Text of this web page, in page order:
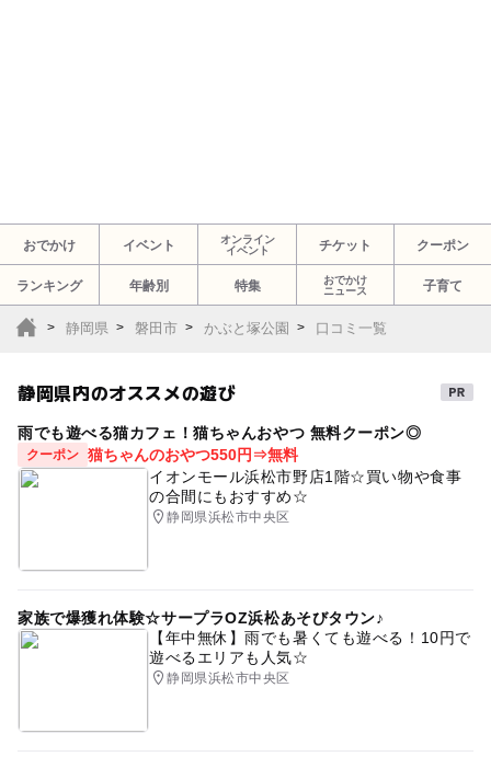
おでかけ イベント
オンライン
イベント
チケット クーポン
ランキング 年齢別 特集
おでかけ
ニュース
子育て
静岡県 磐田市 かぶと塚公園 口コミ一覧
静岡県内のオススメの遊び
雨でも遊べる猫カフェ！猫ちゃんおやつ 無料クーポン◎
クーポン 猫ちゃんのおやつ550円⇒無料
イオンモール浜松市野店1階☆買い物や食事
の合間にもおすすめ☆
静岡県浜松市中央区
家族で爆獲れ体験☆サープラOZ浜松あそびタウン♪
【年中無休】雨でも暑くても遊べる！10円で
遊べるエリアも人気☆
静岡県浜松市中央区